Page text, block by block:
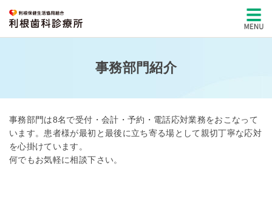
事務部門紹介
事務部門は8名で受付・会計・予約・電話応対業務をおこなって
います。患者様が最初と最後に立ち寄る場として親切丁寧な応対
を心掛けています。
何でもお気軽に相談下さい。